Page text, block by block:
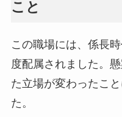
こと
この職場には、係長
度配属されました。
た立場が変わったこ
た。